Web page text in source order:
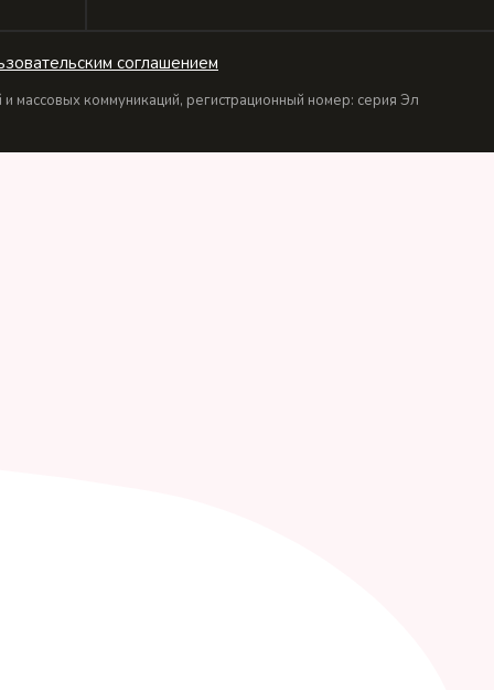
соглашением
коммуникаций, регистрационный номер: серия Эл